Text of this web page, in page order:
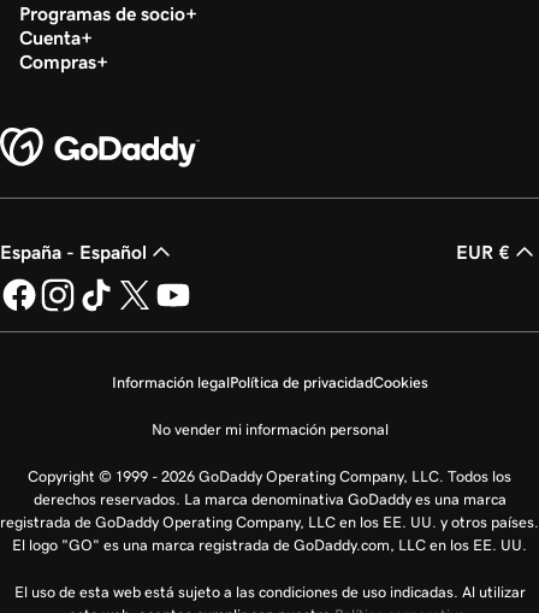
Programas de socio
Cuenta
Compras
España - Español EUR €
Información legalPolítica de privacidadCookies
No vender mi información personal
Copyright © 1999 - 2026 GoDaddy Operating Company, LLC. Todos los
derechos reservados. La marca denominativa GoDaddy es una marca
registrada de GoDaddy Operating Company, LLC en los EE. UU. y otros países.
El logo "GO" es una marca registrada de GoDaddy.com, LLC en los EE. UU.
El uso de esta web está sujeto a las condiciones de uso indicadas. Al utilizar